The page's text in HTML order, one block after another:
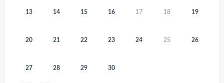
13 14 15 16 17 18 19
20 21 22 23 24 25 26
27 28 29 30